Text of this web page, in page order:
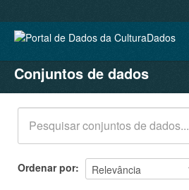
CONJUNTOS DE DADOS
ORGANIZAÇÕES
GRUPOS
SOBRE
Conjuntos de dados
Ordenar por